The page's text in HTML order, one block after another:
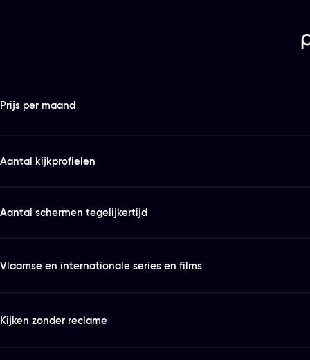
Prijs per maand
Aantal kijkprofielen
Aantal schermen tegelijkertijd
Vlaamse en internationale series en films
Kijken zonder reclame